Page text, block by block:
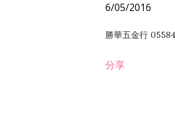
6/05/2016
勝華五金行
分享